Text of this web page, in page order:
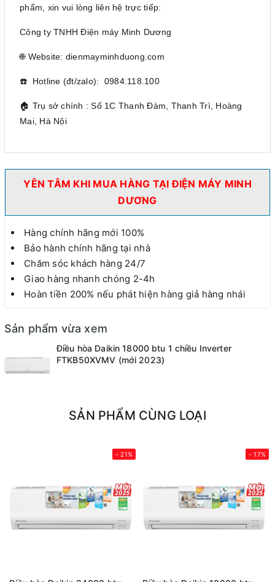
phẩm, xin vui lòng liên hệ trực tiếp:
Công ty TNHH Điện máy Minh Dương
🌐 Website: dienmayminhduong.com
☎️ Hotline (đt/zalo): 0984.118.100
🏠 Trụ sở chính : Số 1C Thanh Đàm, Thanh Trì, Hoàng
Mai, Hà Nội
YÊN TÂM KHI MUA HÀNG TẠI ĐIỆN MÁY MINH
DƯƠNG
Hàng chính hãng mới 100%
Bảo hành chính hãng tại nhà
Chăm sóc khách hàng 24/7
Giao hàng nhanh chóng 2-4h
Hoàn tiền 200% nếu phát hiện hàng giả hàng nhái
Sản phẩm vừa xem
Điều hòa Daikin 18000 btu 1 chiều Inverter
FTKB50XVMV (mới 2023)
SẢN PHẨM CÙNG LOẠI
- 21% - 17%